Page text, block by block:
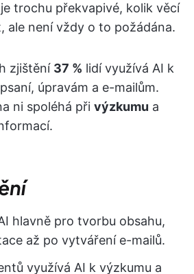
trochu překvapivé, kolik věcí
ale není vždy o to požádána.
zjištění 37 % lidí využívá AI k
úpravám a e-mailům.
ni spoléhá při výzkumu a
hlavně pro tvorbu obsahu,
až po vytváření e-mailů.
využívá AI k výzkumu a